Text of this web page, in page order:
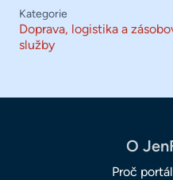
Kategorie
Doprava, logistika a
služby
O
Proč